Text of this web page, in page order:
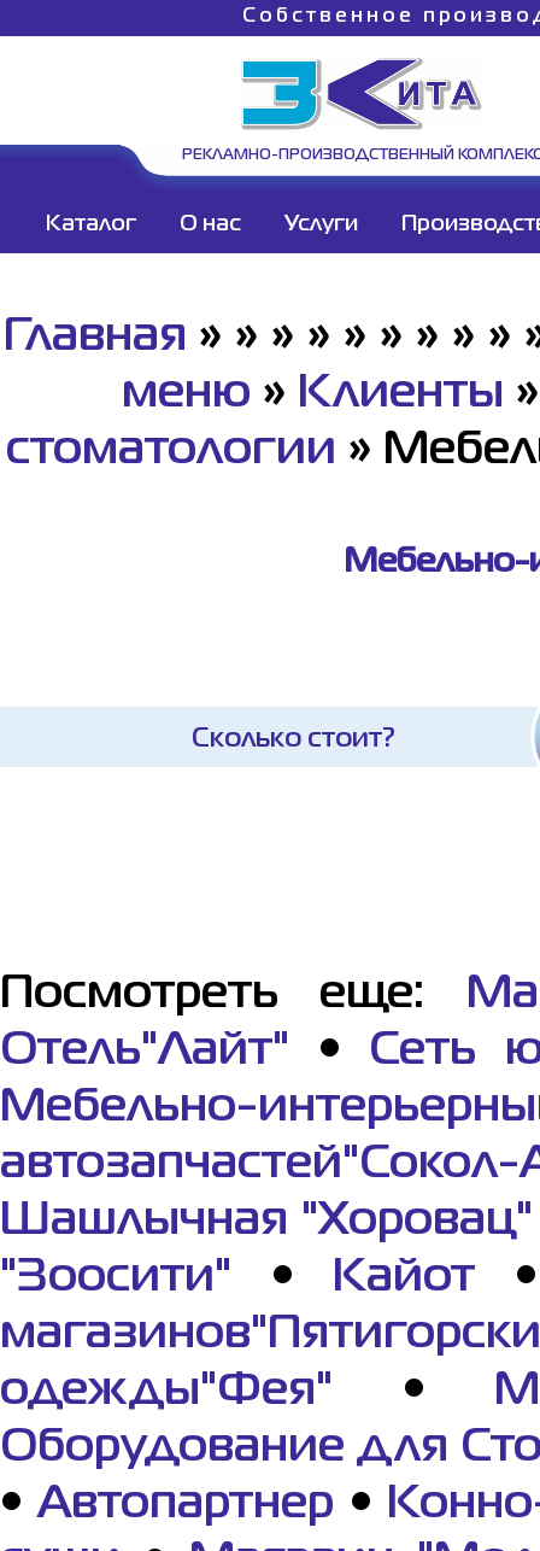
Собственное
РЕКЛАМНО-ПРОИЗВОДСТВЕННЫЙ
Каталог О нас Услуги
Главная » » » » » » » » »
меню » Клиенты
стоматологии »
Мебельно-
Сколько стоит?
Посмотреть еще:
Отель"Лайт" • Сеть
Мебельно-
Шашлычная "Хоровац"
"Зоосити" • Кайот
одежды"Фея" •
Оборудование для
•Автопартнер •